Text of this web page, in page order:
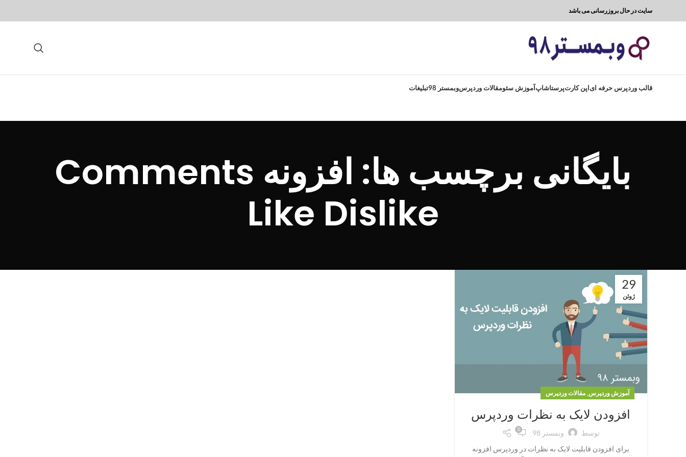
سایت در حال بروزرسانی می باشد
قالب وردپرس حرفه ایاپن کارتپرستاشاپآموزش سئومقالات وردپرسوبمستر 98 تبلیغات
بایگانی برچسب ها: افزونه Comments
Like Dislike
29
ژوئن
آموزش وردپرس, مقالات وردپرس
افزودن لایک به نظرات وردپرس
توسط وبمستر 98 0
برای افزودن قابلیت لایک به نظرات در وردپرس افزونه